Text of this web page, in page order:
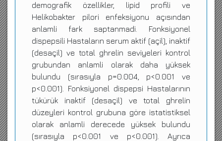
demografik özellikler, lipid profili ve
Helikobakter pilori enfeksiyonu açısından
anlamli fark saptanmadi. Fonksiyonel
dispepsili Hastaların serum aktif (açil), inaktif
(desaçil) ve total ghrelin seviyeleri kontrol
grubundan anlamli olarak daha yüksek
bulundu (sırasıyla p=0.004, p<0.001 ve
p<0.001). Fonksiyonel dispepsi Hastalarının
tükürük inaktif (desaçil) ve total ghrelin
düzeyleri kontrol grubuna göre istatistiksel
olarak anlamli derecede yüksek bulundu
(sırasıyla p<0.001 ve p<0.001). Ayrıca